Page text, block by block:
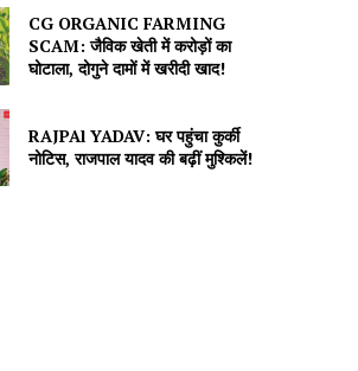
CG ORGANIC FARMING
SCAM: जैविक खेती में करोड़ों का
घोटाला, दोगुने दामों में खरीदी खाद!
RAJPAl YADAV: घर पहुंचा कुर्की
नोटिस, राजपाल यादव की बढ़ीं मुश्किलें!